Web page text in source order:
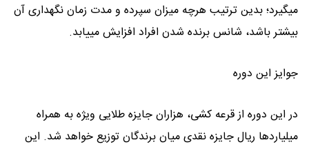
میگیرد؛ بدین ترتیب هرچه میزان سپرده و مدت زمان نگهداری آن
بیشتر باشد، شانس برنده شدن افراد افزایش مییابد.
جوایز این دوره
در این دوره از قرعه کشی، هزاران جایزه طلایی ویژه به همراه
میلیاردها ریال جایزه نقدی میان برندگان توزیع خواهد شد. این